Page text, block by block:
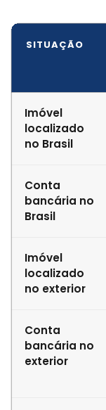
SITUAÇÃO
Imóvel
localizado
no Brasil
Conta
bancária no
Brasil
Imóvel
localizado
no exterior
Conta
bancária no
exterior